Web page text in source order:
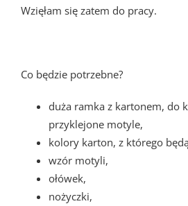
Wzięłam się zatem do pracy.
Co będzie potrzebne?
duża ramka z kartonem, do
przyklejone motyle,
kolory karton, z którego
wzór motyli,
ołówek,
nożyczki,